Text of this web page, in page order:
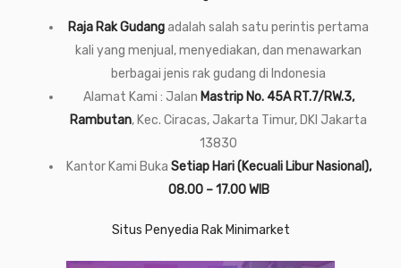
Raja Rak Gudangadalah salah satu perintis pertama
kali yang menjual, menyediakan, dan menawarkan
berbagai jenis rak gudang di Indonesia
Alamat Kami : Jalan Mastrip No. 45A RT.7/RW.3,
Rambutan, Kec. Ciracas, Jakarta Timur, DKI Jakarta
13830
Kantor Kami Buka Setiap Hari (Kecuali Libur Nasional),
08.00 – 17.00 WIB
Situs Penyedia Rak Minimarket